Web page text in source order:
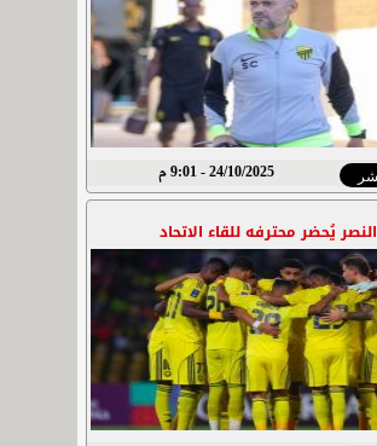
24/10/2025 - 9:01 م
النصر يُحضر محترفه للقاء الاتحاد